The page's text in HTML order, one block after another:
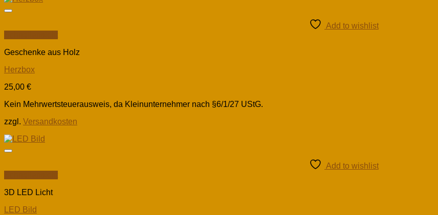
Add to wishlist
Geschenke aus Holz
Herzbox
25,00 €
Kein Mehrwertsteuerausweis, da Kleinunternehmer nach §6/1/27 UStG.
zzgl. Versandkosten
Add to wishlist
3D LED Licht
LED Bild